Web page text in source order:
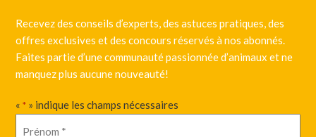
Recevez des conseils d’experts, des astuces pratiques, des
offres exclusives et des concours réservés à nos abonnés.
Faites partie d’une communauté passionnée d’animaux et ne
manquez plus aucune nouveauté!
«* » indique les champs nécessaires